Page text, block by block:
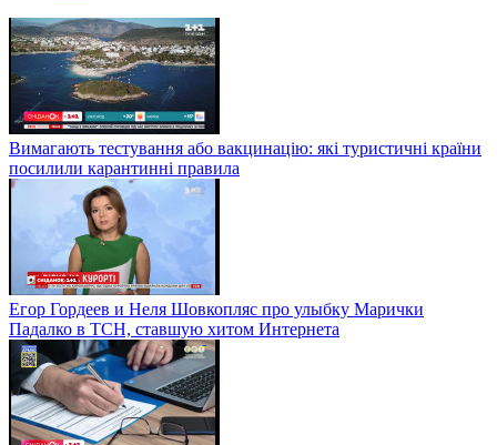
Вимагають тестування або вакцинацію: які туристичні країни
посилили карантинні правила
Егор Гордеев и Неля Шовкопляс про улыбку Марички
Падалко в ТСН, ставшую хитом Интернета